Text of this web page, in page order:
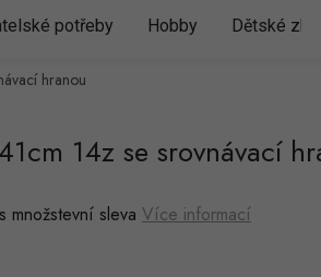
potřeby Hobby Dětské
hranou
14z se srovnávací
množstevní sleva Více informací